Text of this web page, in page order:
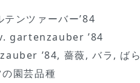
テンツァーバー’84
gartenzauber ’84
’84, 薔薇, バラ, ばら
の園芸品種